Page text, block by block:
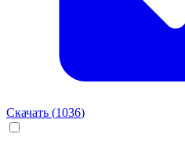
Скачать (1036)